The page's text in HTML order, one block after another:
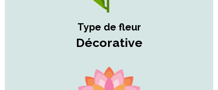
Type de fleur
Décorative